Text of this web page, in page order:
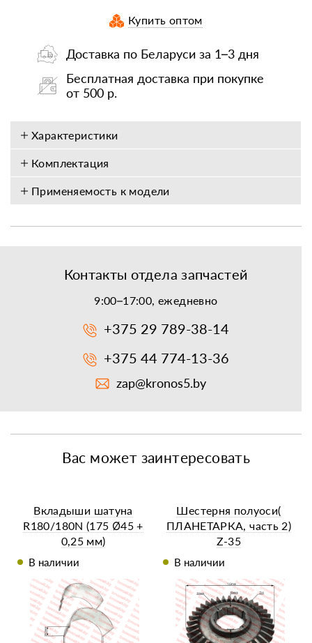
Купить оптом
Доставка по Беларуси за 1–3 дня
Бесплатная доставка при покупке
от 500 р.
Характеристики
Комплектация
Применяемость к модели
Контакты отдела запчастей
9:00–17:00, ежедневно
+375 29 789-38-14
+375 44 774-13-36
zap@kronos5.by
Вас может заинтересовать
Вкладыши шатуна
R180/180N (175 Ø45 +
0,25 мм)
В наличии
Шестерня полуоси(
ПЛАНЕТАРКА, часть 2)
Z-35
В наличии